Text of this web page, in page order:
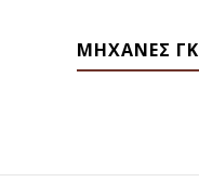
ΜΗΧΑΝΕΣ